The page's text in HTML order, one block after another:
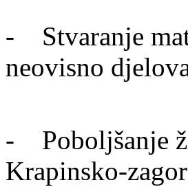
- Stvaranje
neovisno
- Poboljšanje
Krapinsko-